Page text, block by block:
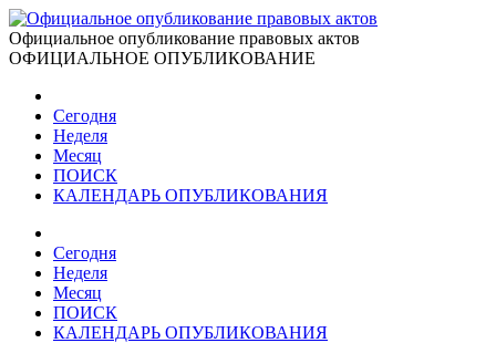
Официальное опубликование правовых актов
ОФИЦИАЛЬНОЕ ОПУБЛИКОВАНИЕ
Сегодня
Неделя
Месяц
ПОИСК
КАЛЕНДАРЬ ОПУБЛИКОВАНИЯ
Сегодня
Неделя
Месяц
ПОИСК
КАЛЕНДАРЬ ОПУБЛИКОВАНИЯ